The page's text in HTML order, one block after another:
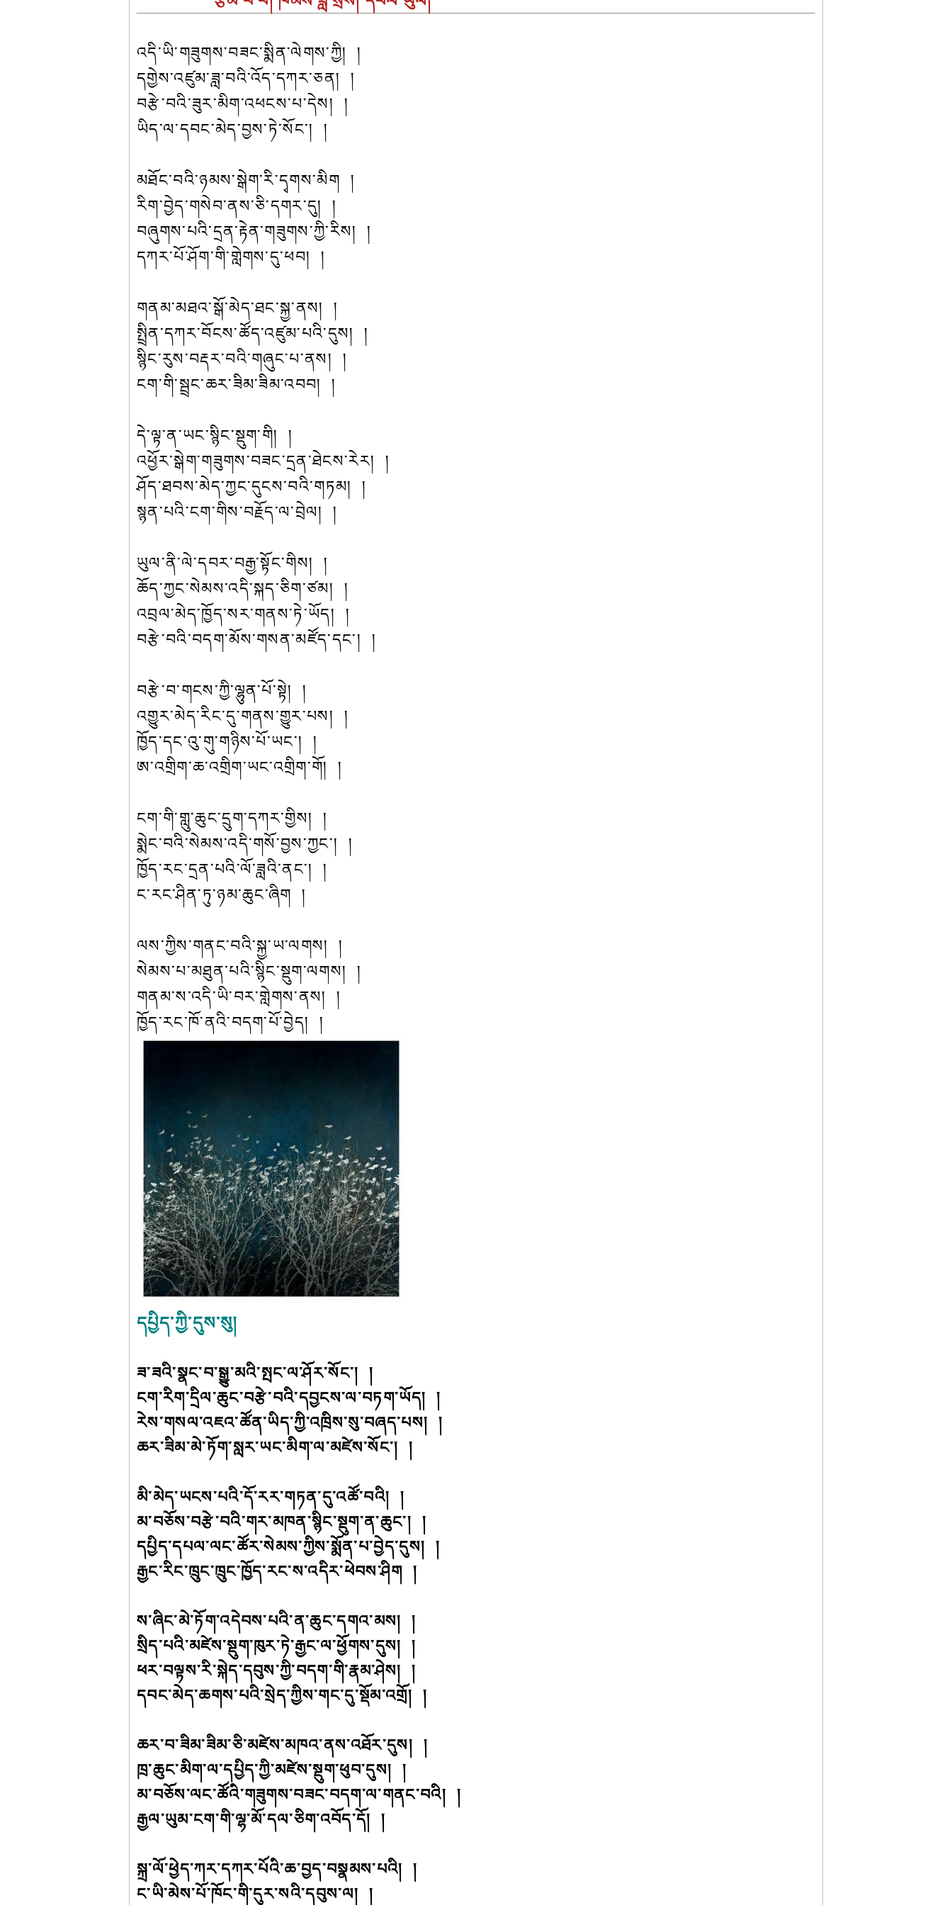
འདི་ཡི་གཟུགས་བཟང་སྨིན་ལེགས་ཀྱི། །
དགྱེས་འཛུམ་ཟླ་བའི་འོད་དཀར་ཅན། །
བརྩེ་བའི་ཟུར་མིག་འཕངས་པ་དེས། །
ཡིད་ལ་དབང་མེད་བྱས་ཏེ་སོང་། །
མཐོང་བའི་ཉམས་སྒེག་རི་དྭགས་མིག །
རིག་བྱེད་གསེབ་ནས་ཅི་དགར་དུ། །
བཞུགས་པའི་དྲན་རྟེན་གཟུགས་ཀྱི་རིས། །
དཀར་པོ་ཤོག་གི་གླེགས་དུ་ཕབ། །
གནམ་མཐའ་སྒོ་མེད་ཐང་སྐྱ་ནས། །
སྤྲིན་དཀར་བོངས་ཚོད་འཛུམ་པའི་དུས། །
སྙིང་རུས་བརྡར་བའི་གཞུང་པ་ནས། །
ངག་གི་སྦྲང་ཆར་ཟིམ་ཟིམ་འབབ། །
དེ་ལྟ་ན་ཡང་སྙིང་སྡུག་གི། །
འཕྱོར་སྒེག་གཟུགས་བཟང་དྲན་ཐེངས་རེར། །
ཤོད་ཐབས་མེད་ཀྱང་དུངས་བའི་གཏམ། །
སྙན་པའི་ངག་གིས་བརྗོད་ལ་བྲེལ། །
ཡུལ་ནི་ལེ་དབར་བརྒྱ་སྟོང་གིས། །
ཆོད་ཀྱང་སེམས་འདི་སྐད་ཅིག་ཙམ། །
འབྲལ་མེད་ཁྱོད་སར་གནས་ཏེ་ཡོད། །
བརྩེ་བའི་བདག་མོས་གསན་མཛོད་དང་། །
བརྩེ་བ་གངས་ཀྱི་ལྷུན་པོ་སྟེ། །
འགྱུར་མེད་རིང་དུ་གནས་གྱུར་པས། །
ཁྱོད་དང་འུ་གུ་གཉིས་པོ་ཡང་། །
ཨ་འགྲིག་ཆ་འགྲིག་ཡང་འགྲིག་གོ། །
ངག་གི་གླུ་ཆུང་དྲུག་དཀར་གྱིས། །
སྨེང་བའི་སེམས་འདི་གསོ་བྱས་ཀྱང་། །
ཁྱོད་རང་དྲན་པའི་ལོ་ཟླའི་ནང་། །
ང་རང་ཤིན་ཏུ་ཉམ་ཆུང་ཞིག །
ལས་ཀྱིས་གནང་བའི་སྐྱ་ཡ་ལགས། །
སེམས་པ་མཐུན་པའི་སྙིང་སྡུག་ལགས། །
གནམ་ས་འདི་ཡི་བར་གླེགས་ནས། །
ཁྱོད་རང་ཁོ་ནའི་བདག་པོ་བྱེད། །
དཔྱིད་ཀྱི་དུས་སུ།
ཟ་ཟའི་སྣང་བ་སྒྱུ་མའི་སྤང་ལ་ཤོར་སོང་། །
ངག་རིག་དྲིལ་ཆུང་བརྩེ་བའི་དབྱངས་ལ་བཏག་ཡོད། །
རེས་གསལ་འཇའ་ཚོན་ཡིད་ཀྱི་འཁྲིས་སུ་བཞད་པས། །
ཆར་ཟིམ་མེ་ཏོག་སླར་ཡང་མིག་ལ་མཛེས་སོང་། །
མི་མེད་ཡངས་པའི་དོ་རར་གཏན་དུ་འཚོ་བའི། །
མ་བཅོས་བརྩེ་བའི་གར་མཁན་སྙིང་སྡུག་ན་ཆུང་། །
དཔྱིད་དཔལ་ལང་ཚོར་སེམས་ཀྱིས་སྨོན་པ་བྱེད་དུས། །
རྒྱང་རིང་ཁྲུང་ཁྲུང་ཁྱོད་རང་ས་འདིར་ཕེབས་ཤིག །
ས་ཞིང་མེ་ཏོག་འདེབས་པའི་ན་ཆུང་དགའ་མས། །
སྲིད་པའི་མཛེས་སྡུག་ཁུར་ཏེ་རྒྱང་ལ་ཕྱོགས་དུས། །
ཕར་བལྟས་རི་སྐེད་དབུས་ཀྱི་བདག་གི་རྣམ་ཤེས། །
དབང་མེད་ཆགས་པའི་སྲེད་ཀྱིས་གང་དུ་སྡོམ་འགྲོ། །
ཆར་བ་ཟིམ་ཟིམ་ཅི་མཛེས་མཁའ་ནས་འཐོར་དུས། །
ཁྲ་ཆུང་མིག་ལ་དཔྱིད་ཀྱི་མཛེས་སྡུག་ཕུབ་དུས། །
མ་བཅོས་ལང་ཚོའི་གཟུགས་བཟང་བདག་ལ་གནང་བའི། །
རྒྱལ་ཡུམ་ངག་གི་ལྷ་མོ་དལ་ཅིག་འབོད་དོ། །
སྐྲ་ལོ་ཕྱེད་ཀར་དཀར་པོའི་ཆ་བྱད་བསྣམས་པའི། །
ང་ཡི་མེས་པོ་ཁོང་གི་དུར་སའི་དབུས་ལ། །